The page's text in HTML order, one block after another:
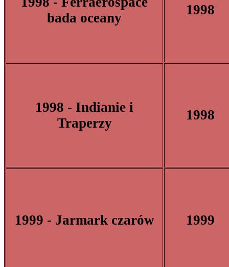
bada oceany
1998
1998 - Indianie i
Traperzy
1998
1999 - Jarmark czarów 1999